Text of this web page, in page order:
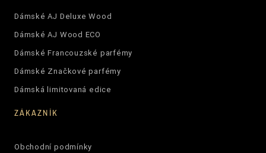
Dámské AJ Deluxe Wood
Dámské AJ Wood ECO
Dámské Francouzské parfémy
Dámské Značkové parfémy
Dámská limitovaná edice
ZÁKAZNÍK
Obchodní podmínky